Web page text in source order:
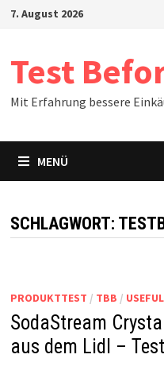
Zum7. August 2026
Test
Mit Erfahrung bessere
MENÜ
SCHLAGWORT:
PRODUKTTEST / TBB /
SodaStream
aus dem Lidl –